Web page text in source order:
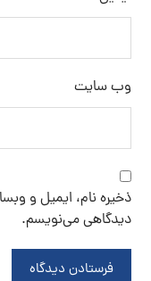
وب‌ سایت
ذخیره نام، ایمیل و
دیدگاهی می‌نویسم.
فرستادن دیدگاه